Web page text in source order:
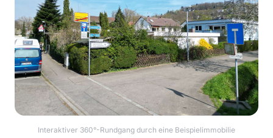
Interaktiver 360°-Rundgang durch eine Beispielimmobilie